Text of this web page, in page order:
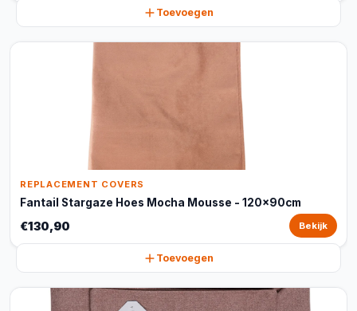
Toevoegen
REPLACEMENT COVERS
Fantail Stargaze Hoes Mocha Mousse - 120x90cm
€130,90 Bekijk
Toevoegen